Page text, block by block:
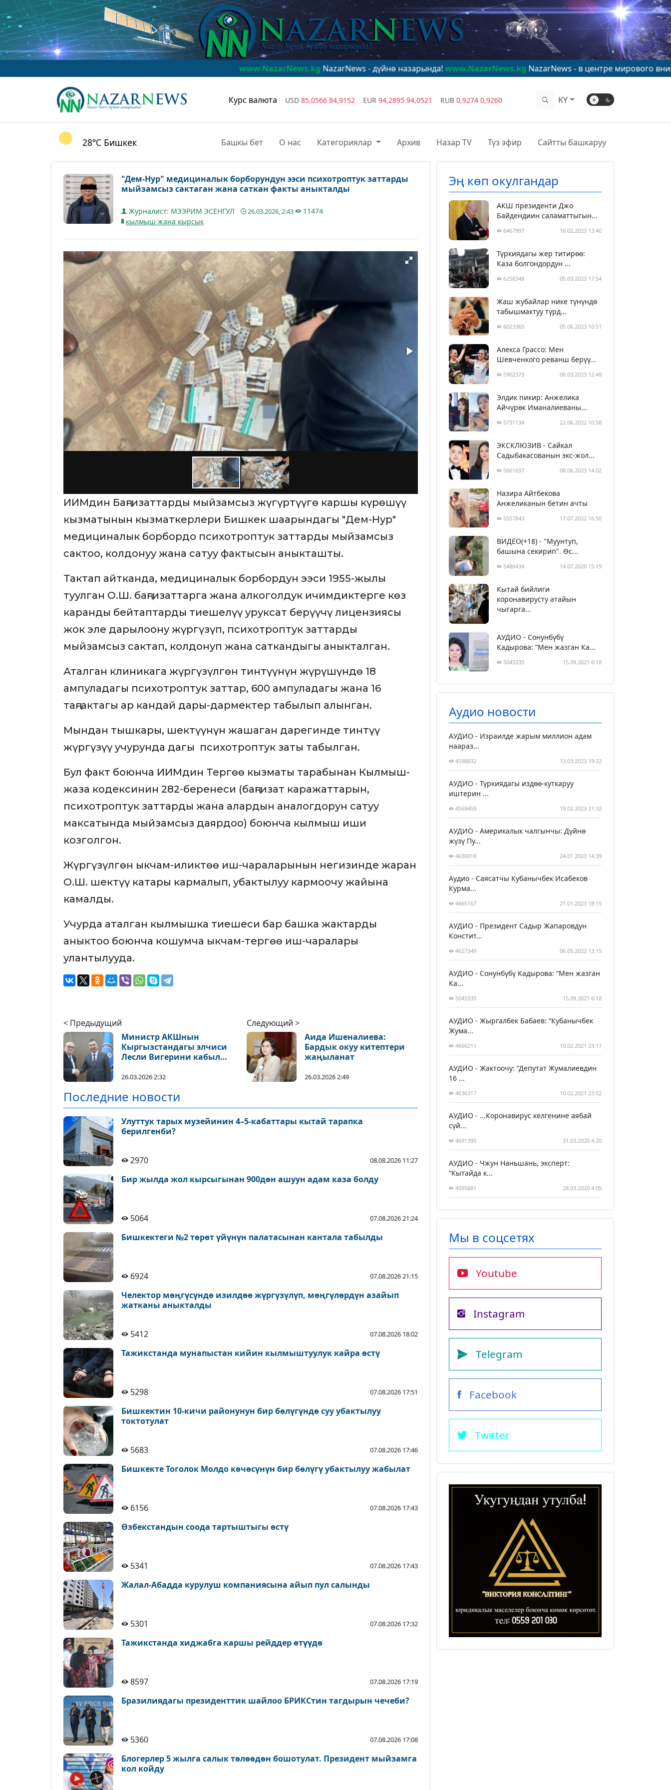
www.NazarNews.kgNazarNews - дүйнө назарында!www.NazarNews.kgNazarNews - в центре мирового внимания!
Курс валюта USD 85,0566 84,9152 EUR 94,2895 94,0521 RUB 0,9274 0,9260 KY
28°C Бишкек Башкы бет О нас Категориялар Архив Назар TV Түз эфир Сайтты башкаруу
"Дем-Нур" медициналык борборундун ээси психотроптук заттарды
мыйзамсыз сактаган жана саткан факты аныкталды
Журналист: МЭЭРИМ ЭСЕНГУЛ 26.03.2026, 2:43
11474
кылмыш жана кырсык
ИИМдин Баңгизаттарды мыйзамсыз жүгүртүүгө каршы күрөшүү
кызматынын кызматкерлери Бишкек шаарындагы "Дем-Нур"
медициналык борбордо психотроптук заттарды мыйзамсыз
сактоо, колдонуу жана сатуу фактысын аныкташты.
Тактап айтканда, медициналык борбордун ээси 1955-жылы
туулган О.Ш. баңгизаттарга жана алкоголдук ичимдиктерге көз
каранды бейтаптарды тиешелүү уруксат берүүчү лицензиясы
жок эле дарылоону жүргүзүп, психотроптук заттарды
мыйзамсыз сактап, колдонуп жана саткандыгы аныкталган.
Аталган клиникага жүргүзүлгөн тинтүүнүн жүрүшүндө 18
ампуладагы психотроптук заттар, 600 ампуладагы жана 16
таңгактагы ар кандай дары-дармектер табылып алынган.
Мындан тышкары, шектүүнүн жашаган дарегинде тинтүү
жүргүзүү учурунда дагы психотроптук заты табылган.
Бул факт боюнча ИИМдин Тергөө кызматы тарабынан Кылмыш-
жаза кодексинин 282-беренеси (баңгизат каражаттарын,
психотроптук заттарды жана алардын аналогдорун сатуу
максатында мыйзамсыз даярдоо) боюнча кылмыш иши
козголгон.
Жүргүзүлгөн ыкчам-иликтөө иш-чараларынын негизинде жаран
О.Ш. шектүү катары кармалып, убактылуу кармоочу жайына
камалды.
Учурда аталган кылмышка тиешеси бар башка жактарды
аныктоо боюнча кошумча ыкчам-тергөө иш-чаралары
улантылууда.
< Предыдущий
Министр АКШнын
Кыргызстандагы элчиси
Лесли Вигерини кабыл
26.03.2026 2:32
Следующий >
Аида Ишеналиева:
Бардык окуу китептери
жаңыланат
26.03.2026 2:49
Последние новости
Улуттук тарых музейинин 4–5-кабаттары кытай тарапка
берилгенби?
2970 08.08.2026 11:27
Бир жылда жол кырсыгынан 900дөн ашуун адам каза болду
5064 07.08.2026 21:24
Бишкектеги №2 төрөт үйүнүн палатасынан кантала табылды
6924 07.08.2026 21:15
Челектор мөңгүсүндө изилдөө жүргүзүлүп, мөңгүлөрдүн азайып
жатканы аныкталды
5412 07.08.2026 18:02
Тажикстанда мунапыстан кийин кылмыштуулук кайра өстү
5298 07.08.2026 17:51
Бишкектин 10-кичи районунун бир бөлүгүндө суу убактылуу
токтотулат
5683 07.08.2026 17:46
Бишкекте Тоголок Молдо көчөсүнүн бир бөлүгү убактылуу жабылат
6156 07.08.2026 17:43
Өзбекстандын соода тартыштыгы өстү
5341 07.08.2026 17:43
Жалал-Абадда курулуш компаниясына айып пул салынды
5301 07.08.2026 17:32
Тажикстанда хиджабга каршы рейддер өтүүдө
8597 07.08.2026 17:19
Бразилиядагы президенттик шайлоо БРИКСтин тагдырын чечеби?
5360 07.08.2026 17:08
Блогерлер 5 жылга салык төлөөдөн бошотулат. Президент мыйзамга
кол койду
Эң көп окулгандар
АКШ президенти Джо
Байдендиин саламаттыгын...
6467997 16.02.2023 13:40
Түркиядагы жер титирөө:
Каза болгондордун ...
6258348 05.03.2023 17:54
Жаш жубайлар нике түнүндө
табышмактуу түрд...
6023365 05.06.2023 10:51
Алекса Грассо: Мен
Шевченкого реванш берүү...
5902373 06.03.2023 12:49
Элдик пикир: Анжелика
Айчүрөк Иманалиеваны...
5731134 22.06.2022 10:58
ЭКСКЛЮЗИВ - Сайкал
Садыбакасованын экс-жол...
5661697 08.06.2023 14:02
Назира Айтбекова
Анжеликанын бетин ачты
5557843 17.07.2022 16:50
ВИДЕО(+18) - "Муунтуп,
башына секирип". Өс...
5486434 14.07.2020 15:19
Кытай бийлиги
коронавирусту атайын
чыгарга...
АУДИО - Сонунбүбү
Кадырова: “Мен жазган Ка...
5045335 15.09.2021 6:18
Аудио новости
АУДИО - Израилде жарым миллион адам
наараз...
4598832 13.03.2023 19:22
АУДИО - Түркиядагы издөө-куткаруу
иштерин ...
4569459 19.02.2023 21:32
АУДИО - Америкалык чалгынчы: Дүйнө
жүзү Пу...
4630018 24.01.2023 14:39
Аудио - Саясатчы Кубанычбек Исабеков
Курма...
4665167 21.01.2023 18:15
АУДИО - Президент Садыр Жапаровдун
Констит...
4627349 06.05.2022 13:15
АУДИО - Сонунбүбү Кадырова: “Мен жазган
Ка...
5045335 15.09.2021 6:18
АУДИО - Жыргалбек Бабаев: “Кубанычбек
Жума...
4666211 10.02.2021 23:17
АУДИО - Жактоочу: “Депутат Жумалиевдин
16 ...
4636317 10.02.2021 23:02
АУДИО - ...Коронавирус келгенине аябай
сүй...
4691395 31.03.2020 4:20
АУДИО - Чжун Наньшань, эксперт:
“Кытайда к...
4595881 28.03.2020 4:05
Мы в соцсетях
Youtube
Instagram
Telegram
Facebook
Twitter